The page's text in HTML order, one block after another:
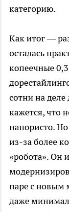
категорию.
Как итог —
осталась
копеечные
сотни на
кажется, что
напористо. Но
из-за более
«робота». Он
паре с новым
даже